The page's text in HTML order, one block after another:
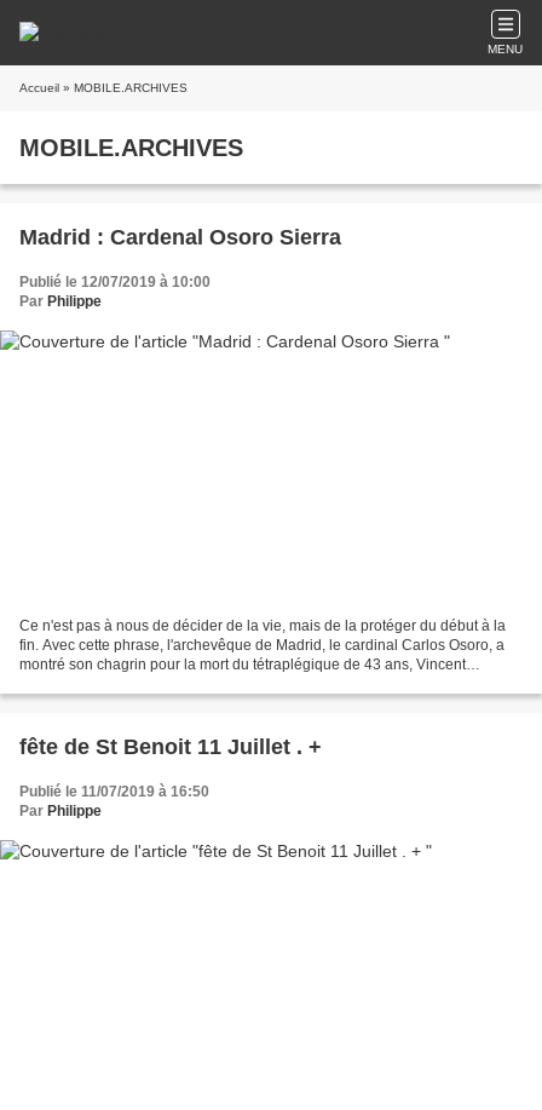
MENU
Accueil » MOBILE.ARCHIVES
MOBILE.ARCHIVES
Madrid : Cardenal Osoro Sierra
Publié le 12/07/2019 à 10:00
Par Philippe
Ce n'est pas à nous de décider de la vie, mais de la protéger du début à la
fin. Avec cette phrase, l'archevêque de Madrid, le cardinal Carlos Osoro, a
montré son chagrin pour la mort du tétraplégique de 43 ans, Vincent
fête de St Benoit 11 Juillet . +
Publié le 11/07/2019 à 16:50
Par Philippe